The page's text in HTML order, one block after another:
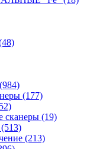
(984)
(177)
сканеры (19)
(513)
(213)